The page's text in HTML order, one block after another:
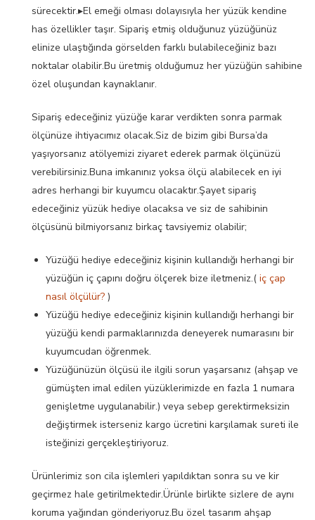
sürecektir.▸El emeği olması dolayısıyla her yüzük kendine
has özellikler taşır. Sipariş etmiş olduğunuz yüzüğünüz
elinize ulaştığında görselden farklı bulabileceğiniz bazı
noktalar olabilir.Bu üretmiş olduğumuz her yüzüğün sahibine
özel oluşundan kaynaklanır.
Sipariş edeceğiniz yüzüğe karar verdikten sonra parmak
ölçünüze ihtiyacımız olacak.Siz de bizim gibi Bursa’da
yaşıyorsanız atölyemizi ziyaret ederek parmak ölçünüzü
verebilirsiniz.Buna imkanınız yoksa ölçü alabilecek en iyi
adres herhangi bir kuyumcu olacaktır.Şayet sipariş
edeceğiniz yüzük hediye olacaksa ve siz de sahibinin
ölçüsünü bilmiyorsanız birkaç tavsiyemiz olabilir;
Yüzüğü hediye edeceğiniz kişinin kullandığı herhangi bir
yüzüğün iç çapını doğru ölçerek bize iletmeniz.( iç çap
nasıl ölçülür? )
Yüzüğü hediye edeceğiniz kişinin kullandığı herhangi bir
yüzüğü kendi parmaklarınızda deneyerek numarasını bir
kuyumcudan öğrenmek.
Yüzüğünüzün ölçüsü ile ilgili sorun yaşarsanız (ahşap ve
gümüşten imal edilen yüzüklerimizde en fazla 1 numara
genişletme uygulanabilir.) veya sebep gerektirmeksizin
değiştirmek isterseniz kargo ücretini karşılamak sureti ile
isteğinizi gerçekleştiriyoruz.
Ürünlerimiz son cila işlemleri yapıldıktan sonra su ve kir
geçirmez hale getirilmektedir.Ürünle birlikte sizlere de aynı
koruma yağından gönderiyoruz.Bu özel tasarım ahşap